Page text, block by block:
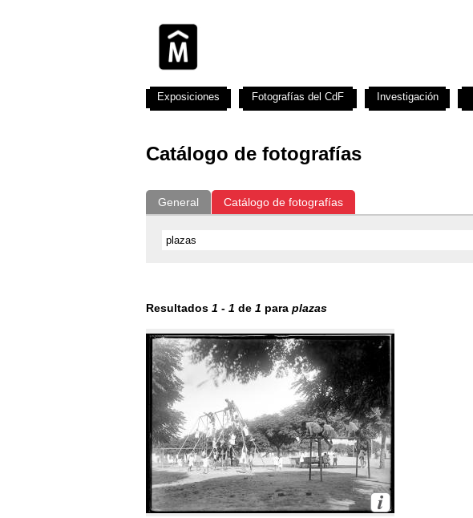
Catálogo de fotografías
General Catálogo de fotografías
Resultados 1 - 1 de 1 para plazas
Exposiciones Fotografías del CdF Investigación